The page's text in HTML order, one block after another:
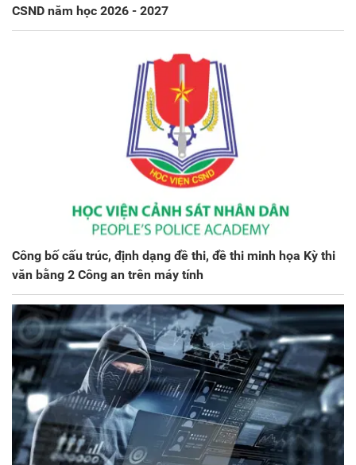
CSND năm học 2026 - 2027
Công bố cấu trúc, định dạng đề thi, đề thi minh họa Kỳ thi
văn bằng 2 Công an trên máy tính